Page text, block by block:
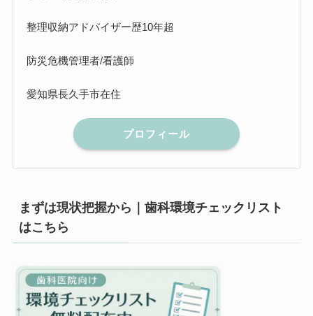
整理収納アドバイザー歴10年超
防災危機管理者/看護師
愛知県長久手市在住
プロフィール
まずは現状把握から｜歯科環境チェックリスト
はこちら